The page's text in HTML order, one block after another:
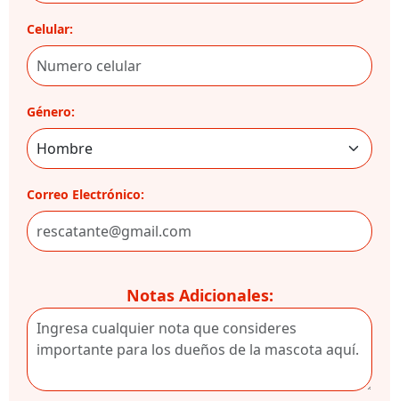
Celular:
Género:
Correo Electrónico:
Notas Adicionales: